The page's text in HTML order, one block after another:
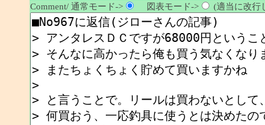
Comment/ 通常モード->
図表モード-> (適当に改行